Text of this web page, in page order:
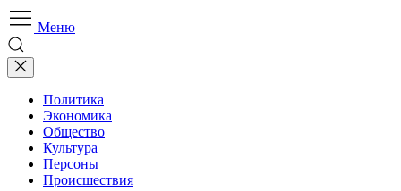
Меню
Политика
Экономика
Общество
Культура
Персоны
Происшествия